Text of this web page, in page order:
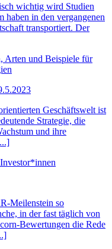
wichtig wird Studien
haben in den vergangenen
transportiert. Der
Arten und Beispiele für
Geschäftswelt ist
Strategie, die
und ihre
Meilenstein so
in der fast täglich von
Bewertungen die Rede